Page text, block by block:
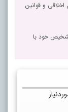
و قوانین
خود با